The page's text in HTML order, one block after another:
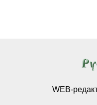
WEB-